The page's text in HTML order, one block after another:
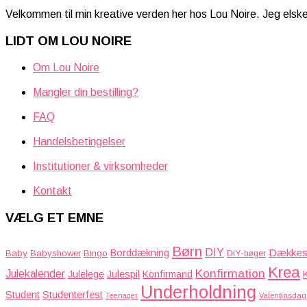
Velkommen til min kreative verden her hos Lou Noire. Jeg
LIDT OM LOU NOIRE
Om Lou Noire
Mangler din bestilling?
FAQ
Handelsbetingelser
Institutioner & virksomheder
Kontakt
VÆLG ET EMNE
Baby Babyshower Bingo Borddækning Børn DIY DIY-bøger
Julekalender Julelege Julespil Konfirmand Konfirmation Krea
Student Studenterfest Teenager Underholdning Valentinsdag